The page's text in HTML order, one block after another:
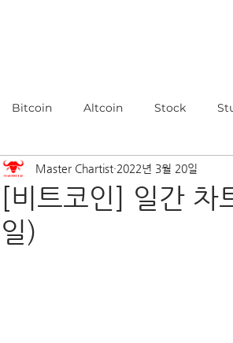
Bitcoin Altcoin Stock
[비트코인] 일간
일)
Master Chartist 2022년 3월 20일